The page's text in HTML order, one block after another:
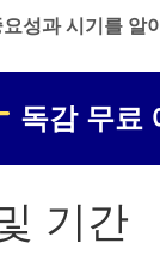
성과 시기를 알
독감 무료
기간